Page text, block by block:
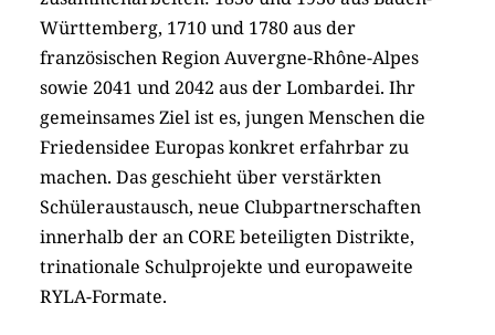
Württemberg, 1710 und 1780 aus der
französischen Region Auvergne-Rhône-Alpes
sowie 2041 und 2042 aus der Lombardei. Ihr
gemeinsames Ziel ist es, jungen Menschen die
Friedensidee Europas konkret erfahrbar zu
machen. Das geschieht über verstärkten
Schüleraustausch, neue Clubpartnerschaften
innerhalb der an CORE beteiligten Distrikte,
trinationale Schulprojekte und europaweite
RYLA-Formate.